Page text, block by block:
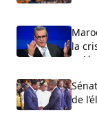
la
de